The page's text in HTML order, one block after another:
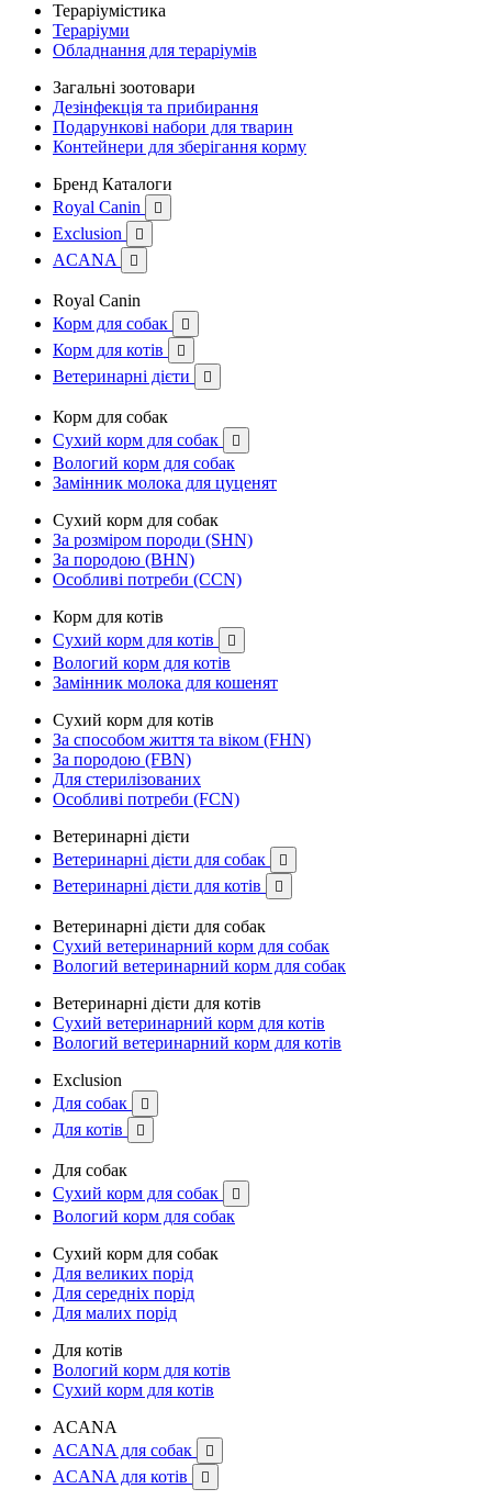
Тераріумістика
Тераріуми
Обладнання для тераріумів
Загальні зоотовари
Дезінфекція та прибирання
Подарункові набори для тварин
Контейнери для зберігання корму
Бренд Каталоги
Royal Canin

Exclusion 
ACANA 
Royal Canin
Корм для собак

Корм для котів 
Ветеринарні дієти 
Корм для собак
Сухий корм для собак

Вологий корм для собак
Замінник молока для цуценят
Сухий корм для собак
За розміром породи (SHN)
За породою (BHN)
Особливі потреби (CCN)
Корм для котів
Сухий корм для котів

Вологий корм для котів
Замінник молока для кошенят
Сухий корм для котів
За способом життя та віком (FHN)
За породою (FBN)
Для стерилізованих
Особливі потреби (FCN)
Ветеринарні дієти
Ветеринарні дієти для собак

Ветеринарні дієти для котів 
Ветеринарні дієти для собак
Сухий ветеринарний корм для собак
Вологий ветеринарний корм для собак
Ветеринарні дієти для котів
Сухий ветеринарний корм для котів
Вологий ветеринарний корм для котів
Exclusion
Для собак

Для котів 
Для собак
Сухий корм для собак

Вологий корм для собак
Сухий корм для собак
Для великих порід
Для середніх порід
Для малих порід
Для котів
Вологий корм для котів
Сухий корм для котів
ACANA
ACANA для собак

ACANA для котів 